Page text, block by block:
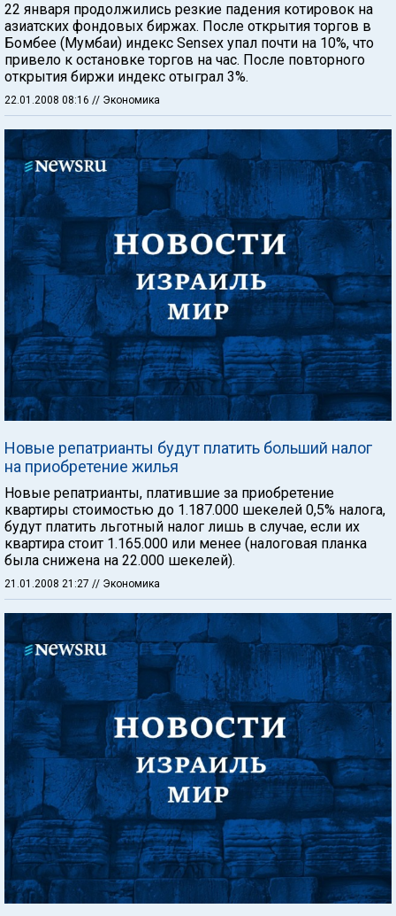
22 января продолжились резкие падения котировок на
азиатских фондовых биржах. После открытия торгов в
Бомбее (Мумбаи) индекс Sensex упал почти на 10%, что
привело к остановке торгов на час. После повторного
открытия биржи индекс отыграл 3%.
22.01.2008 08:16 // Экономика
Новые репатрианты будут платить больший налог
на приобретение жилья
Новые репатрианты, платившие за приобретение
квартиры стоимостью до 1.187.000 шекелей 0,5% налога,
будут платить льготный налог лишь в случае, если их
квартира стоит 1.165.000 или менее (налоговая планка
была снижена на 22.000 шекелей).
21.01.2008 21:27 // Экономика